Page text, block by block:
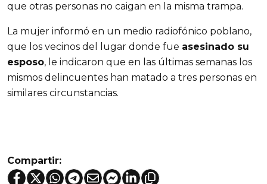
que otras personas no caigan en la misma trampa.
La mujer informó en un medio radiofónico poblano,
que los vecinos del lugar donde fue asesinado su
esposo, le indicaron que en las últimas semanas los
mismos delincuentes han matado a tres personas en
similares circunstancias.
Compartir: